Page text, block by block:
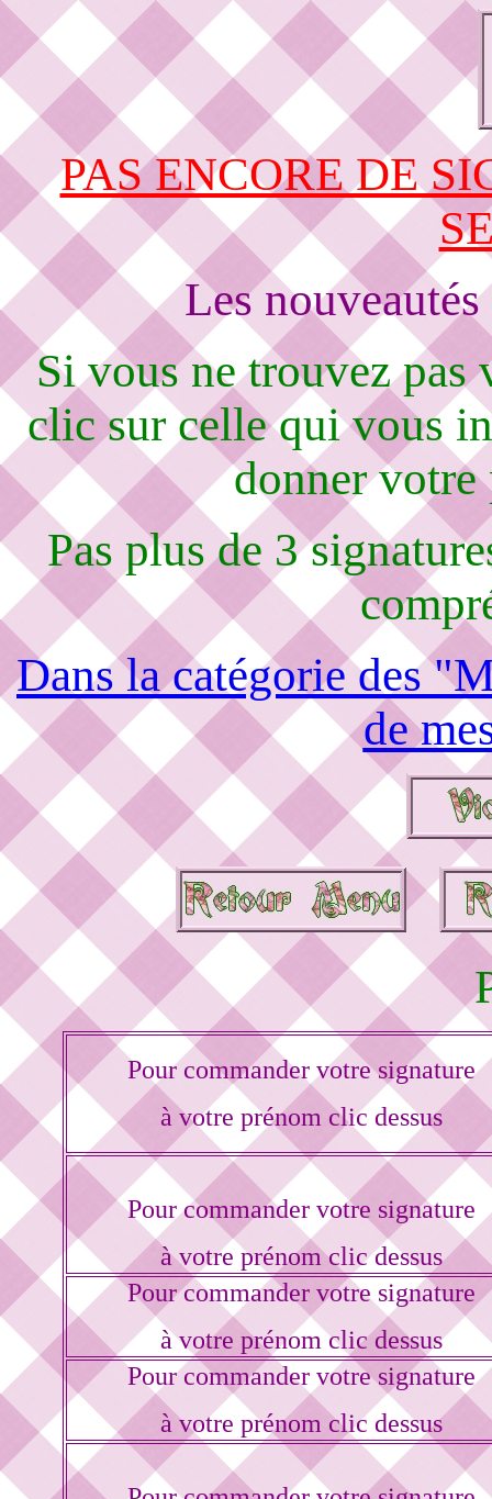
PAS ENCORE DE
Les
Si vous ne trouvez pas
clic sur celle qui vous
donner votre
Pas plus de 3
Dans la catégorie des
de
Pour commander votre signature
à votre prénom clic dessus
Pour commander votre signature
à votre prénom clic dessus
Pour commander votre signature
à votre prénom clic dessus
Pour commander votre signature
à votre prénom clic dessus